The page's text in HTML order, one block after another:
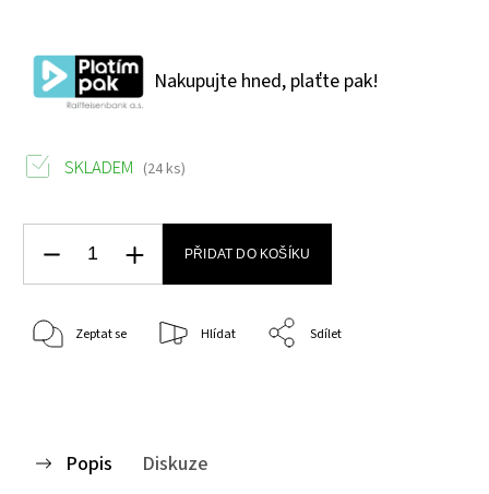
Nakupujte hned, plaťte pak!
SKLADEM (24 ks)
PŘIDAT DO KOŠÍKU
Zeptat se Hlídat Sdílet
Popis Diskuze